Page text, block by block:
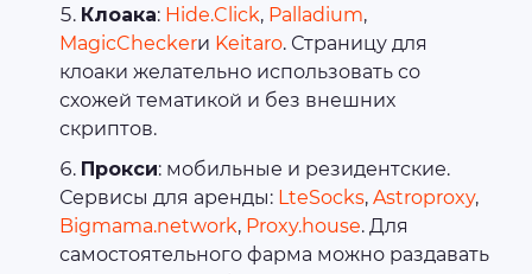
Клоака: Hide.Click, Palladium,
MagicCheckerи Keitaro. Страницу для
клоаки желательно использовать со
схожей тематикой и без внешних
скриптов.
Прокси: мобильные и резидентские.
Сервисы для аренды: LteSocks, Astroproxy,
Bigmama.network, Proxy.house. Для
самостоятельного фарма можно раздавать